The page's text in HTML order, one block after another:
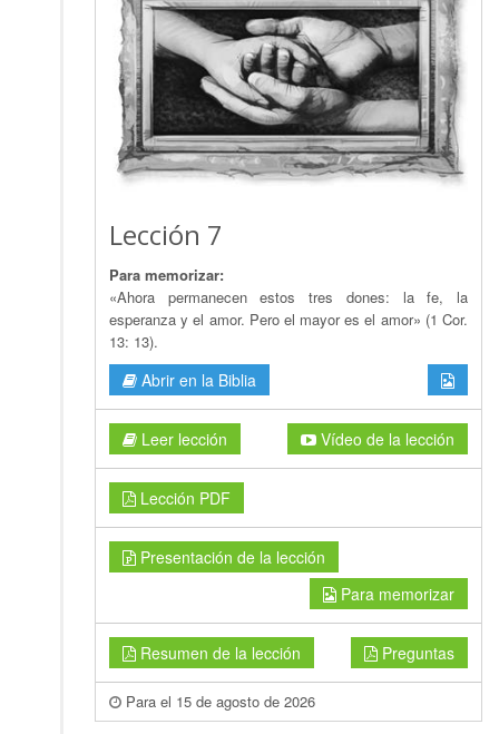
Lección 7
Para memorizar:
«Ahora permanecen estos tres dones: la fe, la
esperanza y el amor. Pero el mayor es el amor» (1 Cor.
13: 13).
Abrir en la Biblia
Leer lección Vídeo de la lección
Lección PDF
Presentación de la lección
Para memorizar
Resumen de la lección Preguntas
Para el 15 de agosto de 2026